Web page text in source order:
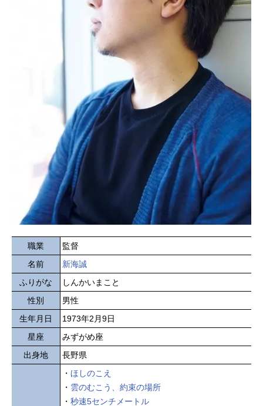
職業
監督
名前
新海誠
ふりがな
しんかいまこと
性別
男性
生年月日
1973年2月9日
星座
みずがめ座
出身地
長野県
・ ほしのこえ
・ 雲のむこう、約束の場所
・ 秒速5センチメートル